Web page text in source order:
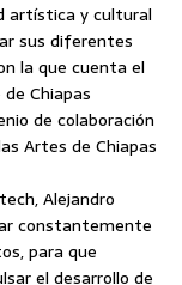
artística y cultural
sus diferentes
la que cuenta el
Chiapas
de colaboración
Artes de Chiapas
Alejandro
constantemente
para que
el desarrollo de